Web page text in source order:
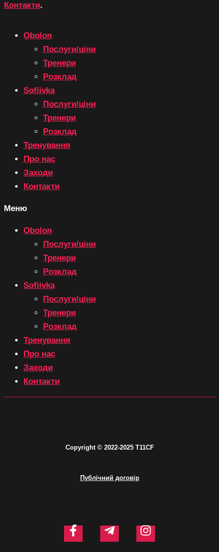
Контакти.
Obolon
Послуги/ціни
Тренери
Розклад
Sofiivka
Послуги/ціни
Тренери
Розклад
Тренування
Про нас
Заходи
Контакти
Меню
Obolon
Послуги/ціни
Тренери
Розклад
Sofiivka
Послуги/ціни
Тренери
Розклад
Тренування
Про нас
Заходи
Контакти
Copyright © 2022-2025 T11CF
Публічний договір